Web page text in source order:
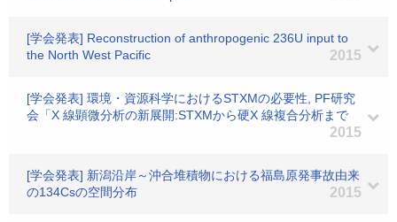
[学会発表] Reconstruction of anthropogenic 236U input to
the North West Pacific
2015
[学会発表] 環境・資源科学におけるSTXMの必要性, PF研究
会「X 線顕微分析の新展開:STXMから硬X 線複合分析まで
2015
[学会発表] 新潟沿岸～沖合堆積物における福島原発事故由来
の134Csの空間分布
2015